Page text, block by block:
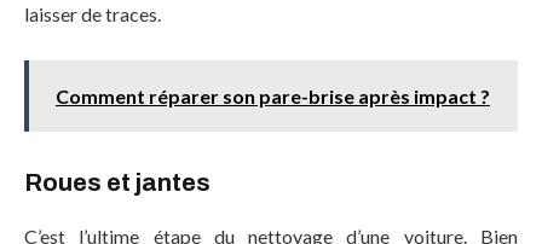
laisser de traces.
Comment réparer son pare-brise après impact ?
Roues et jantes
C’est l’ultime étape du nettoyage d’une voiture. Bien